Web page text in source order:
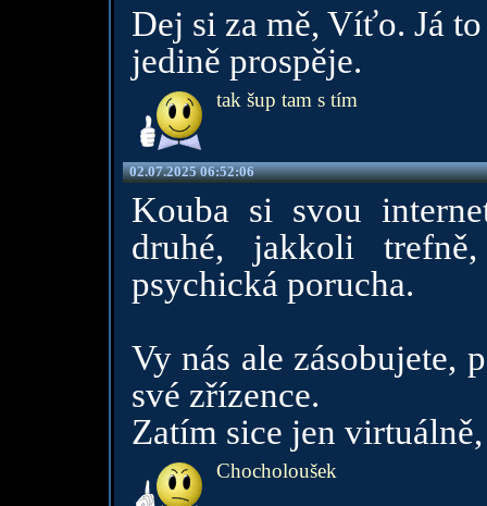
Dej si za mě, Víťo. Já
jedině prospěje.
tak šup tam s tím
02.07.2025 06:52:06
Kouba si svou
druhé, jakkoli
psychická porucha.
Vy nás ale zásobujete,
své zřízence.
Zatím sice jen
Chocholoušek